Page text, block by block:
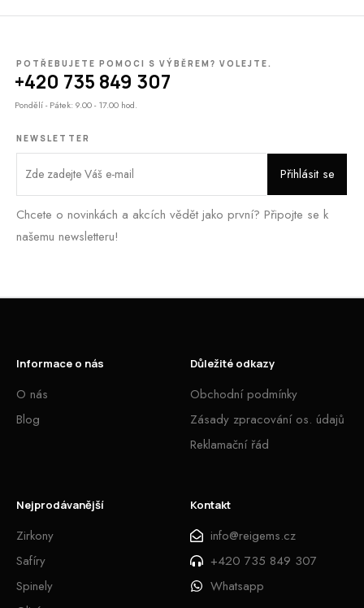
POTŘEBUJETE POMOCI S VÝBĚREM? VOLEJTE.
+420 735 849 307
Pondělí - Pátek: 9.00 - 17.00 hod.
NEWSLETTER
Chcete o novinkách a akcích vědět jako první? Připojte se k
našemu newsletteru!
Informace o nás
O nás
Blog
Důležité odkazy
Obchodní podmínky
Zásady zpracování os. údajů
Reklamační řád
Nejprodávanější
Zirkony
Safíry
Spinely
Kontakt
info@reigems.cz
+420 735 849 307
Whatsapp